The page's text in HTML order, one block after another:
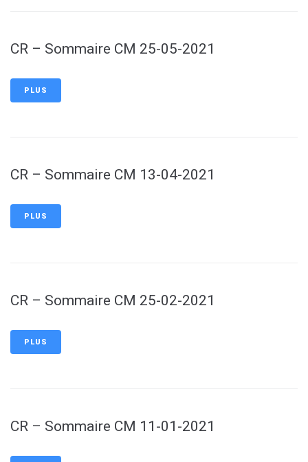
CR – Sommaire CM 25-05-2021
PLUS
CR – Sommaire CM 13-04-2021
PLUS
CR – Sommaire CM 25-02-2021
PLUS
CR – Sommaire CM 11-01-2021